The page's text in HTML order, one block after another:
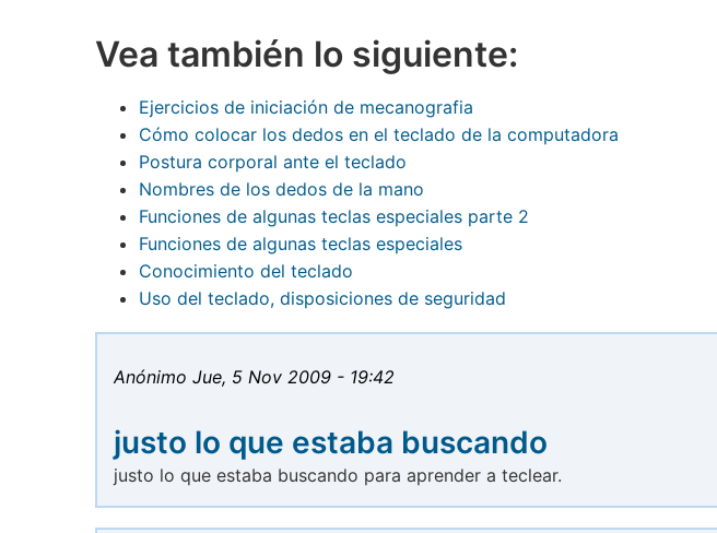
Vea también lo siguiente:
Ejercicios de iniciación de mecanografia
Cómo colocar los dedos en el teclado de la computadora
Postura corporal ante el teclado
Nombres de los dedos de la mano
Funciones de algunas teclas especiales parte 2
Funciones de algunas teclas especiales
Conocimiento del teclado
Uso del teclado, disposiciones de seguridad
Anónimo Jue, 5 Nov 2009 - 19:42
justo lo que estaba buscando
justo lo que estaba buscando para aprender a teclear.